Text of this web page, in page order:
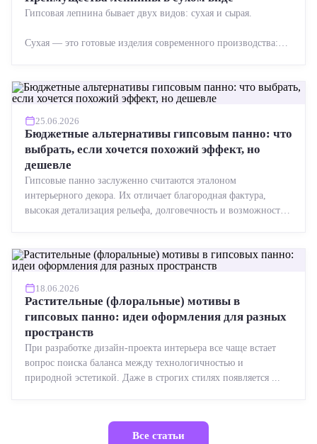
Гипсовая лепнина бывает двух видов: сухая и сырая.
Сухая — это готовые изделия современного производства:
25.06.2026
Бюджетные альтернативы гипсовым панно: что
выбрать, если хочется похожий эффект, но
дешевле
Гипсовые панно заслуженно считаются эталоном
интерьерного декора. Их отличает благородная фактура,
высокая детализация рельефа, долговечность и возможность
18.06.2026
Растительные (флоральные) мотивы в
гипсовых панно: идеи оформления для разных
пространств
При разработке дизайн-проекта интерьера все чаще встает
вопрос поиска баланса между технологичностью и
природной эстетикой. Даже в строгих стилях появляется ...
Все статьи